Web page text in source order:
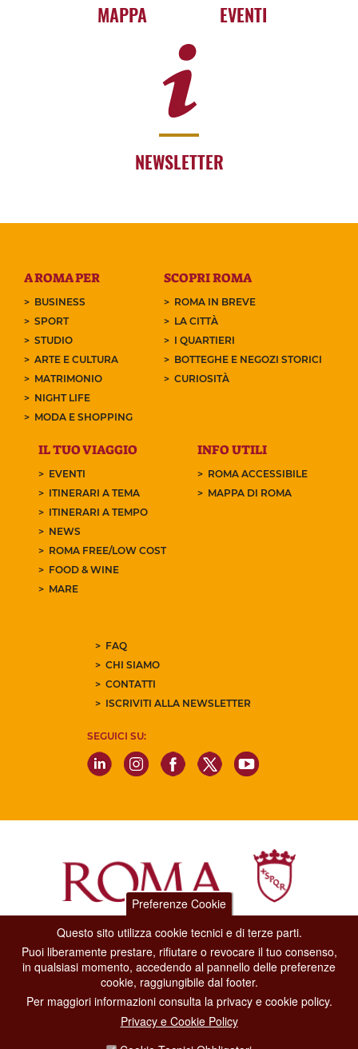
MAPPA EVENTI
NEWSLETTER
A ROMA PER
BUSINESS
SPORT
STUDIO
ARTE E CULTURA
MATRIMONIO
NIGHT LIFE
MODA E SHOPPING
SCOPRI ROMA
ROMA IN BREVE
LA CITTÀ
I QUARTIERI
BOTTEGHE E NEGOZI STORICI
CURIOSITÀ
IL TUO VIAGGIO
EVENTI
ITINERARI A TEMA
ITINERARI A TEMPO
NEWS
ROMA FREE/LOW COST
FOOD & WINE
MARE
INFO UTILI
ROMA ACCESSIBILE
MAPPA DI ROMA
FAQ
CHI SIAMO
CONTATTI
ISCRIVITI ALLA NEWSLETTER
SEGUICI SU:
Dipartimento Grandi Eventi, Sport, Turismo e Moda.
Via di San Basilio, 51
00187 Roma
CONTACT CENTER TEL. 06 06 08
CONTATTA LA REDAZIONE
Preferenze Cookie
Questo sito utilizza cookie tecnici e di terze parti.
Puoi liberamente prestare, rifiutare o revocare il tuo consenso,
in qualsiasi momento, accedendo al pannello delle preferenze
cookie, raggiungibile dal footer.
Per maggiori informazioni consulta la privacy e cookie policy.
Privacy e Cookie Policy